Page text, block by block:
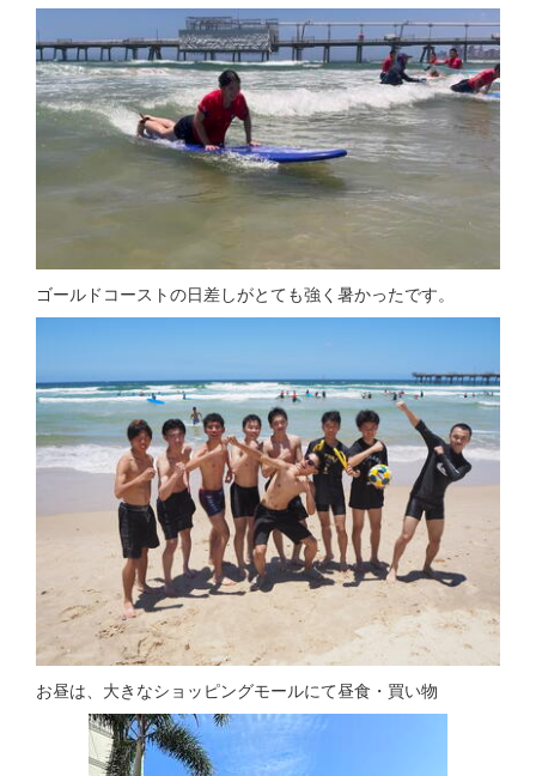
ゴールドコーストの日差しがとても強く暑かったです。
お昼は、大きなショッピングモールにて昼食・買い物